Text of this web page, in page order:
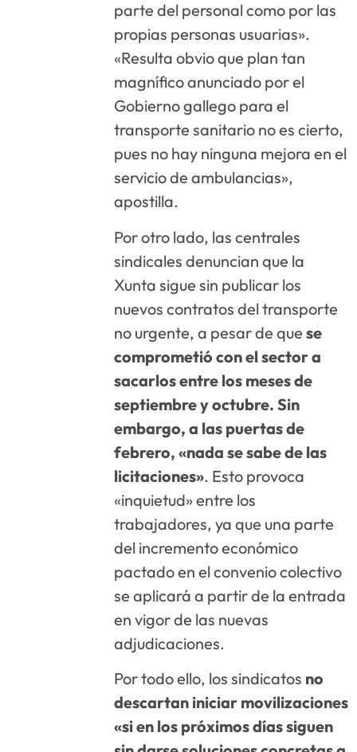
parte del personal como por las
propias personas usuarias».
«Resulta obvio que plan tan
magnífico anunciado por el
Gobierno gallego para el
transporte sanitario no es cierto,
pues no hay ninguna mejora en el
servicio de ambulancias»,
apostilla.
Por otro lado, las centrales
sindicales denuncian que la
Xunta sigue sin publicar los
nuevos contratos del transporte
no urgente, a pesar de quese
comprometió con el sector a
sacarlos entre los meses de
septiembre y octubre. Sin
embargo, a las puertas de
febrero, «nada se sabe de las
licitaciones». Esto provoca
«inquietud» entre los
trabajadores, ya que una parte
del incremento económico
pactado en el convenio colectivo
se aplicará a partir de la entrada
en vigor de las nuevas
adjudicaciones.
Por todo ello, los sindicatos no
descartan iniciar movilizaciones
«si en los próximos días siguen